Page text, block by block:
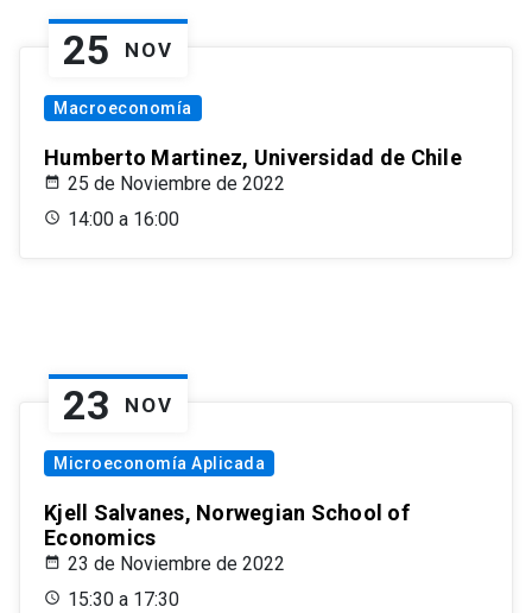
25 NOV
Macroeconomía
Humberto Martinez, Universidad de Chile
25 de Noviembre de 2022
14:00 a 16:00
23 NOV
Microeconomía Aplicada
Kjell Salvanes, Norwegian School of
Economics
23 de Noviembre de 2022
15:30 a 17:30